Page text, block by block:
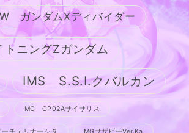
ガンダムXディバイダー
ニングZガンダム
IMS S.S.I.クバルカン
MG GP02Aサイサリス